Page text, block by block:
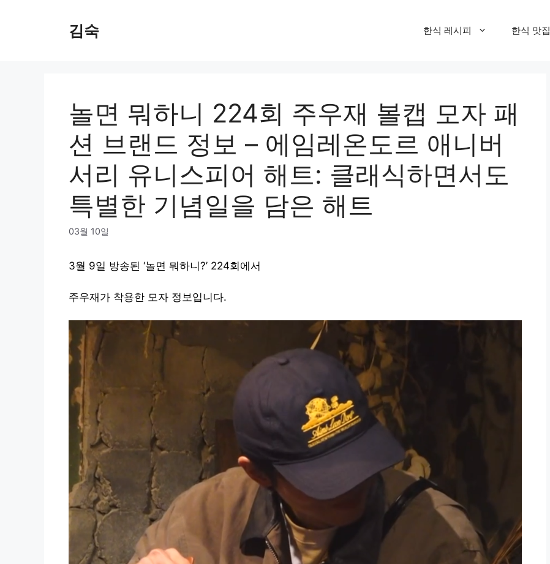
김숙 한식 레시피 한식 맛집
놀면 뭐하니 224회 주우재 볼캡 모자 패
션 브랜드 정보 – 에임레온도르 애니버
서리 유니스피어 해트: 클래식하면서도
특별한 기념일을 담은 해트
03월 10일
3월 9일 방송된 ‘놀면 뭐하니?’ 224회에서
주우재가 착용한 모자 정보입니다.